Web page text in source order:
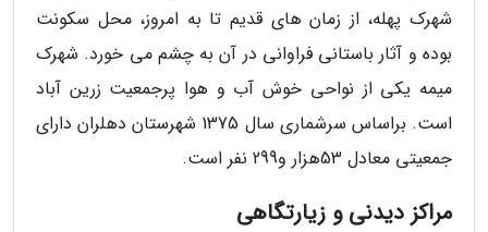
شهرک پهله، از زمان های قدیم تا به امروز، محل سکونت
بوده و آثار باستانی فراوانی در آن به چشم می خورد. شهرک
میمه یکی از نواحی خوش آب و هوا پرجمعیت زرین آباد
است. براساس سرشماری سال 1375 شهرستان دهلران دارای
جمعیتی معادل 53هزار و299 نفر است.
مراکز دیدنی و زیارتگاهی